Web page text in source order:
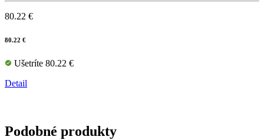
80.22 €
80.22 €
Ušetríte 80.22 €
Detail
Podobné produkty